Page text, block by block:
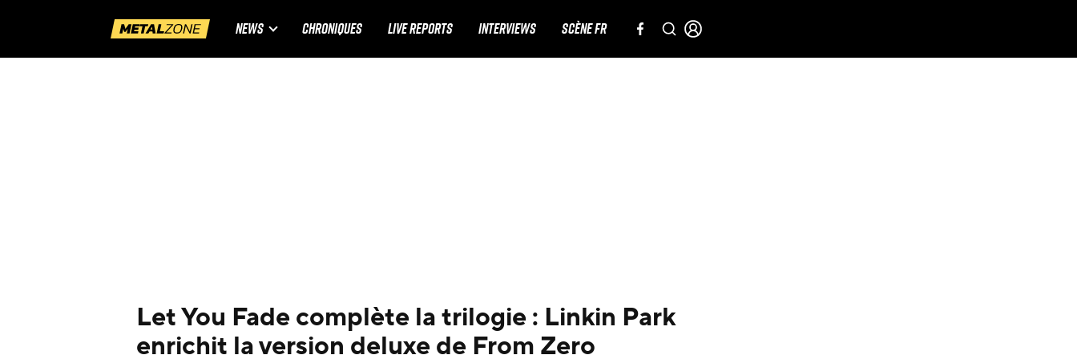
NEWS CHRONIQUES LIVE REPORTS INTERVIEWS SCÈNE FR
Let You Fade complète la trilogie : Linkin Park
enrichit la version deluxe de From Zero